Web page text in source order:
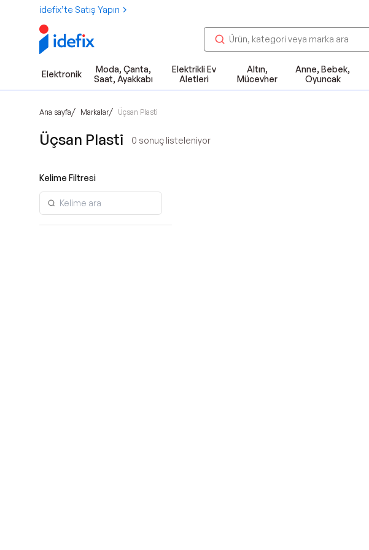
idefix’te Satış Yapın
Elektronik
Moda, Çanta,
Saat, Ayakkabı
Elektrikli Ev
Aletleri
Altın,
Mücevher
Anne, Bebek,
Oyuncak
Ana sayfa/ Markalar/ Üçsan Plasti̇
Üçsan Plasti̇ 0 sonuç listeleniyor
Kelime Filtresi